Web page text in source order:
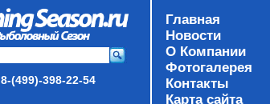
8-(499)-398-22-54
Главная
Новости
О Компании
Фотогалерея
Контакты
Карта сайта